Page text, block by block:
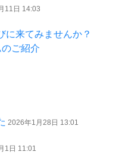
11日 14:03
に来てみませんか？
ご紹介
2026年1月28日 13:01
1日 11:01